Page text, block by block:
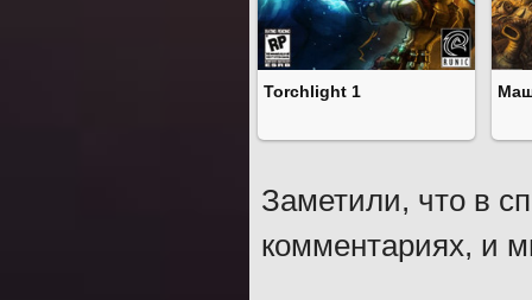
Torchlight 1
Заметили, что в
комментариях, и